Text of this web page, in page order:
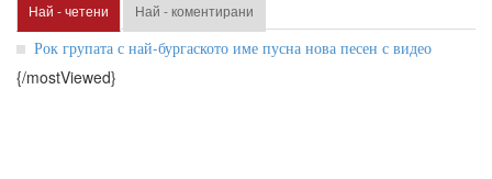
Най - четени Най - коментирани
Рок групата с най-бургаското име пусна нова песен с видео
{/mostViewed}